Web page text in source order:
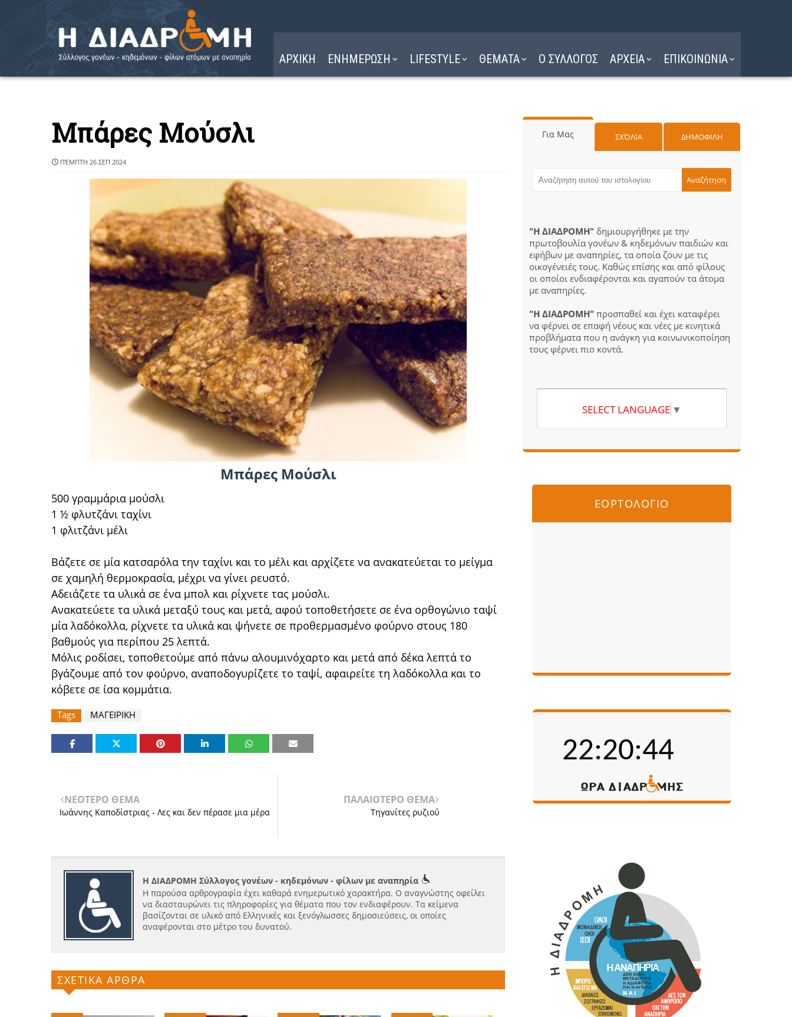
ΑΡΧΙΚΗ ΕΝΗΜΕΡΩΣΗ LIFESTYLE ΘΕΜΑΤΑ Ο ΣΥΛΛΟΓΟΣ ΑΡΧΕΙΑ ΕΠΙΚΟΙΝΩΝΙΑ
Μπάρες Μούσλι
ΠΈΜΠΤΗ 26 ΣΕΠ 2024
Μπάρες Μούσλι
500 γραμμάρια μούσλι
1 ½ φλυτζάνι ταχίνι
1 φλιτζάνι μέλι
Βάζετε σε μία κατσαρόλα την ταχίνι και το μέλι και αρχίζετε να ανακατεύεται το μείγμα
σε χαμηλή θερμοκρασία, μέχρι να γίνει ρευστό.
Αδειάζετε τα υλικά σε ένα μπολ και ρίχνετε τας μούσλι.
Ανακατεύετε τα υλικά μεταξύ τους και μετά, αφού τοποθετήσετε σε ένα ορθογώνιο ταψί
μία λαδόκολλα, ρίχνετε τα υλικά και ψήνετε σε προθερμασμένο φούρνο στους 180
βαθμούς για περίπου 25 λεπτά.
Μόλις ροδίσει, τοποθετούμε από πάνω αλουμινόχαρτο και μετά από δέκα λεπτά το
βγάζουμε από τον φούρνο, αναποδογυρίζετε το ταψί, αφαιρείτε τη λαδόκολλα και το
κόβετε σε ίσα κομμάτια.
Tags ΜΑΓΕΙΡΙΚΗ
ΝΕΟΤΕΡΟ ΘΕΜΑ
Ιωάννης Καποδίστριας - Λες και δεν πέρασε μια μέρα
ΠΑΛΑΙΟΤΕΡΟ ΘΕΜΑ
Τηγανίτες ρυζιού
Η ΔΙΑΔΡΟΜΗ Σύλλογος γονέων - κηδεμόνων - φίλων με αναπηρία
Η παρούσα αρθρογραφία έχει καθαρά ενημερωτικό χαρακτήρα. Ο αναγνώστης οφείλει
να διασταυρώνει τις πληροφορίες για θέματα που τον ενδιαφέρουν. Τα κείμενα
βασίζονται σε υλικό από Ελληνικές και ξενόγλωσσες δημοσιεύσεις, οι οποίες
αναφέρονται στο μέτρο του δυνατού.
ΣΧΕΤΙΚΑ ΑΡΘΡΑ
Για Μας ΣΧΌΛΙΑ ΔΗΜΟΦΙΛΗ
"Η ΔΙΑΔΡΟΜΗ" δημιουργήθηκε με την
πρωτοβουλία γονέων & κηδεμόνων παιδιών και
εφήβων με αναπηρίες, τα οποία ζουν με τις
οικογένειές τους. Καθώς επίσης και από φίλους
οι οποίοι ενδιαφέρονται και αγαπούν τα άτομα
με αναπηρίες.
"Η ΔΙΑΔΡΟΜΗ" προσπαθεί και έχει καταφέρει
να φέρνει σε επαφή νέους και νέες με κινητικά
προβλήματα που η ανάγκη για κοινωνικοποίηση
τους φέρνει πιο κοντά.
SELECT LANGUAGE ▼
ΕΟΡΤΟΛΟΓΙΟ